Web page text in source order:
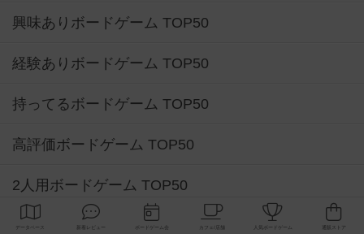
興味ありボードゲーム TOP50
経験ありボードゲーム TOP50
持ってるボードゲーム TOP50
高評価ボードゲーム TOP50
2人用ボードゲーム TOP50
3～4人用ボードゲーム TOP50